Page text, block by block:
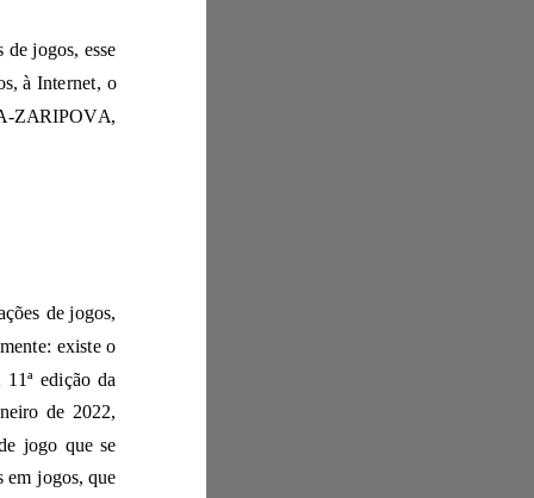
aumentarmos a alfabetização da população no espaço da Internet, comunidades de jogos, esse
tipo de vício pode se transformar em uma atitude saudável em relação aos jogos, à Inte
rnet, o
sociedade (DROZDIKOVA-Z ARIPOVA,
Primeiro, o vício em jogos é uma dependência psicológica de manifestações de jogos,
jogos de computador e videogames. É importante fazer uma distinção imediatamente: existe o
conceito de "vício em jogos", que é usado para denotar vícios na Rússia. A 11ª ed
ição da
Classificação Internacional de Doenças, que entrará em vigor a partir de janeiro de 2022,
um modelo de comportamento de jogo que se
ícios em jogos, que